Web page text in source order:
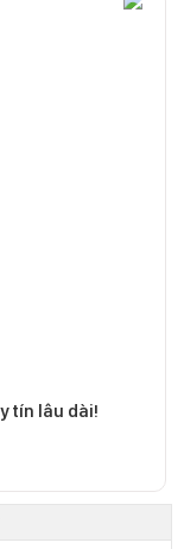
tín lâu dài!